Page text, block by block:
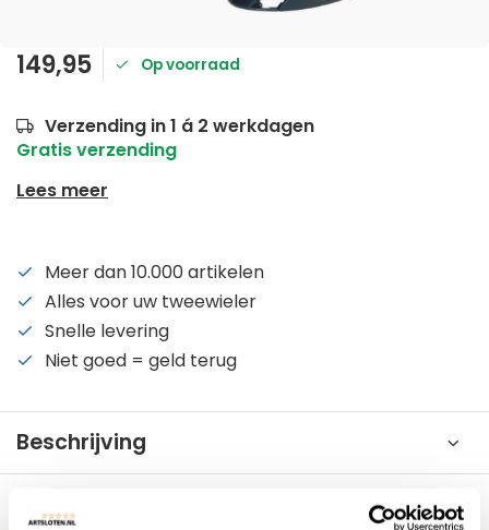
149,95 Op voorraad
Verzending in 1 á 2 werkdagen
Gratis verzending
Lees meer
Meer dan 10.000 artikelen
Alles voor uw tweewieler
Snelle levering
Niet goed = geld terug
Beschrijving